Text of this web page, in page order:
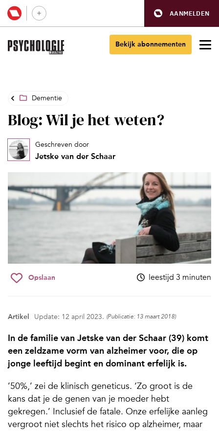
AANMELDEN
Bekijk abonnementen
Dementie
Blog: Wil je het weten?
Geschreven door
Jetske van der Schaar
Opslaan leestijd 3 minuten
Artikel Update: 12 april 2023. (Publicatie: 13 maart 2018)
In de familie van Jetske van der Schaar (39) komt
een zeldzame vorm van alzheimer voor, die op
jonge leeftijd begint en dominant erfelijk is.
’50%,’ zei de klinisch geneticus. ‘Zo groot is de
kans dat je de genen van je moeder hebt
gekregen.’ Inclusief de fatale. Onze erfelijke aanleg
vergroot niet slechts het risico op alzheimer, maar